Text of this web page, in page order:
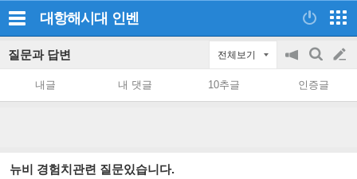
대항해시대 인벤
질문과 답변 전체보기
공
on/off
검
색
글
쓰
내글 내 댓글 10추글 인증글
뉴비 경험치관련 질문있습니다.